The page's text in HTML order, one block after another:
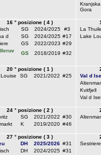
Kranjska
Gora
16 ° posizione ( 4 )
SG 2024/2025
#3
d
SG 2024/2025 #17
GS 2022/2023 #29
GS 2018/2019 #32
La
Lake
20 ° posizione ( 1 )
SG 2021/2022 #25
Val d
Kvitfjell
Val d
24 ° posizione ( 2 )
SG 2021/2022 #30
K 2019/2020 #46
27 ° posizione ( 3 )
DH 2025/2026 #31
DH 2024/2025 #31
Sestriere